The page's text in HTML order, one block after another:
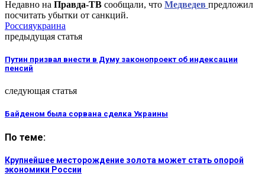
Недавно на Правда-ТВ сообщали, что Медведев предложил
посчитать убытки от санкций.
Россияукраина
предыдущая статья
Путин призвал внести в Думу законопроект об индексации
пенсий
следующая статья
Байденом была сорвана сделка Украины
По теме:
Крупнейшее месторождение золота может стать опорой
экономики России